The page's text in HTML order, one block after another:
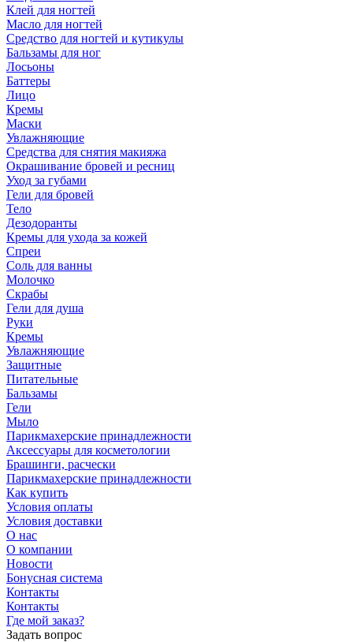
Клей для ногтей
Масло для ногтей
Средство для ногтей и кутикулы
Бальзамы для ног
Лосьоны
Баттеры
Лицо
Кремы
Маски
Увлажняющие
Средства для снятия макияжа
Окрашивание бровей и ресниц
Уход за губами
Гели для бровей
Тело
Дезодоранты
Кремы для ухода за кожей
Спреи
Соль для ванны
Молочко
Скрабы
Гели для душа
Руки
Кремы
Увлажняющие
Защитные
Питательные
Бальзамы
Гели
Мыло
Парикмахерские принадлежности
Аксессуары для косметологии
Брашинги, расчески
Парикмахерские принадлежности
Как купить
Условия оплаты
Условия доставки
О нас
О компании
Новости
Бонусная система
Контакты
Контакты
Где мой заказ?
Задать вопрос